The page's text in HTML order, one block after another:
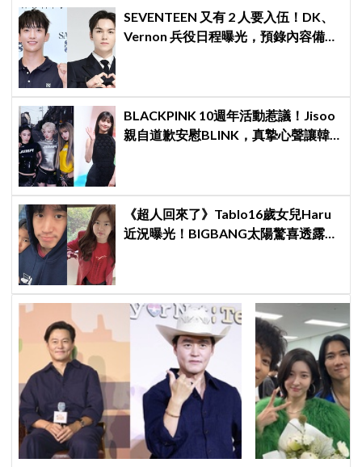
SEVENTEEN 又有 2 人要入伍！DK、
Vernon 兵役日程曝光，預錄內容備齊
BLACKPINK 10週年活動惹議！Jisoo
親自道歉安慰BLINK，真摯心聲讓韓
《超人回來了》Tablo16歲女兒Haru
近況曝光！BIGBANG太陽驚喜透露：